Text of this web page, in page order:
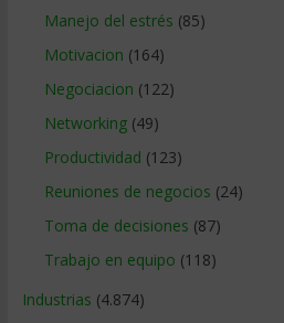
Manejo del estrés (85)
Motivacion (164)
Negociacion (122)
Networking(49)
Productividad (123)
Reuniones de negocios (24)
Toma de decisiones (87)
Trabajo en equipo (118)
Industrias (4.874)